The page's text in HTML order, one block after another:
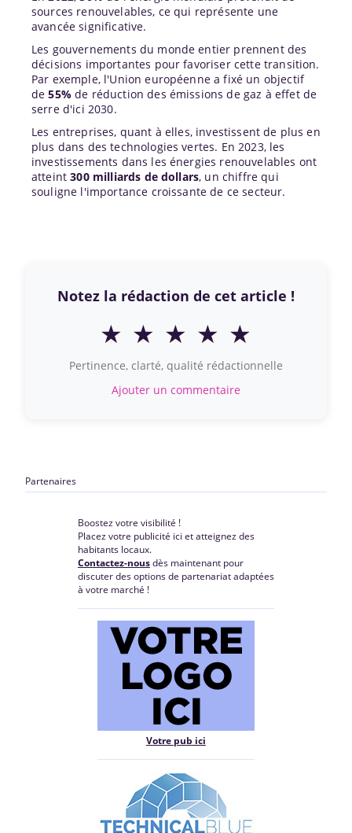
sources renouvelables, ce qui représente une
avancée significative.
Les gouvernements du monde entier prennent des
décisions importantes pour favoriser cette transition.
Par exemple, l'Union européenne a fixé un objectif
de55%de réduction des émissions de gaz à effet de
serre d'ici 2030.
Les entreprises, quant à elles, investissent de plus en
plus dans des technologies vertes. En 2023, les
investissements dans les énergies renouvelables ont
atteint300 milliards de dollars, un chiffre qui
souligne l'importance croissante de ce secteur.
Notez la rédaction de cet article !
★ ★ ★ ★ ★
Pertinence, clarté, qualité rédactionnelle
Ajouter un commentaire
Partenaires
Boostez votre visibilité !
Placez votre publicité ici et atteignez des
habitants locaux.
Contactez-nousdès maintenant pour
discuter des options de partenariat adaptées
à votre marché !
Votre pub ici